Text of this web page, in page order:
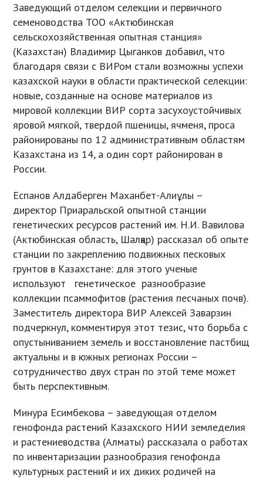
Заведующий отделом селекции и первичного
семеноводства ТОО «Актюбинская
сельскохозяйственная опытная станция»
(Казахстан) Владимир Цыганков добавил, что
благодаря связи с ВИРом стали возможны успехи
казахской науки в области практической селекции:
новые, созданные на основе материалов из
мировой коллекции ВИР сорта засухоустойчивых
яровой мягкой, твердой пшеницы, ячменя, проса
районированы по 12 административным областям
Казахстана из 14, а один сорт районирован в
России.
Еспанов Алдаберген Маханбет-Алиұлы –
директор Приаральской опытной станции
генетических ресурсов растений им. Н.И. Вавилова
(Актюбинская область, Шалқар) рассказал об опыте
станции по закреплению подвижных песковых
грунтов в Казахстане: для этого ученые
используют генетическое разнообразие
коллекции псаммофитов (растения песчаных почв).
Заместитель директора ВИР Алексей Заварзин
подчеркнул, комментируя этот тезис, что борьба с
опустыниванием земель и восстановление пастбищ
актуальны и в южных регионах России –
сотрудничество двух стран по этой теме может
быть перспективным.
Минура Есимбекова – заведующая отделом
генофонда растений Казахского НИИ земледелия
и растениеводства (Алматы) рассказала о работах
по инвентаризации разнообразия генофонда
культурных растений и их диких родичей на